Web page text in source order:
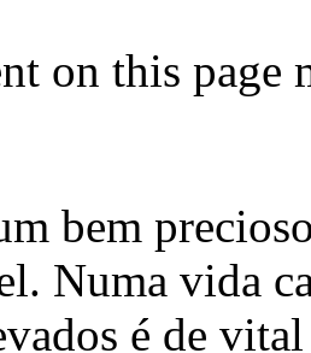
on this page
bem
Numa vida
é de